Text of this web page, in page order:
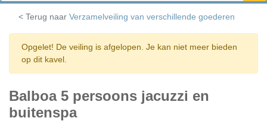
< Terug naar Verzamelveiling van verschillende goederen
Opgelet! De veiling is afgelopen. Je kan niet meer bieden
op dit kavel.
Balboa 5 persoons jacuzzi en
buitenspa